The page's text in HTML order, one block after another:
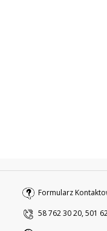
Formularz
58 762 30 20, 501